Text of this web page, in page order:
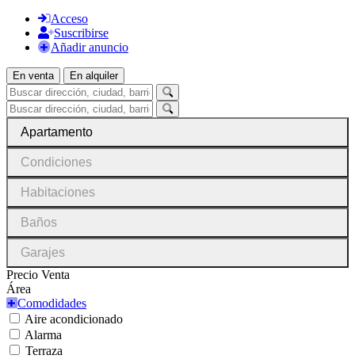
Acceso
Suscribirse
Añadir anuncio
En venta En alquiler
Apartamento
Condiciones
Habitaciones
Baños
Garajes
Precio Venta
Área
Comodidades
Aire acondicionado
Alarma
Terraza